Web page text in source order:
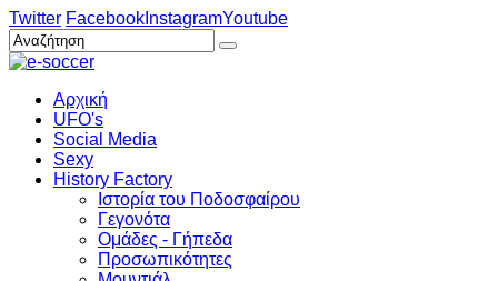
Twitter Facebook InstagramYoutube
Αρχική
UFO's
Social Media
Sexy
History Factory
Ιστορία του Ποδοσφαίρου
Γεγονότα
Ομάδες - Γήπεδα
Προσωπικότητες